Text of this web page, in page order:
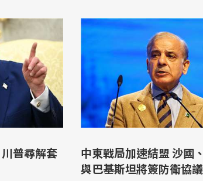
普尋解套
中東戰局加速結盟 沙國、土耳其
與巴基斯坦將簽防衛協議